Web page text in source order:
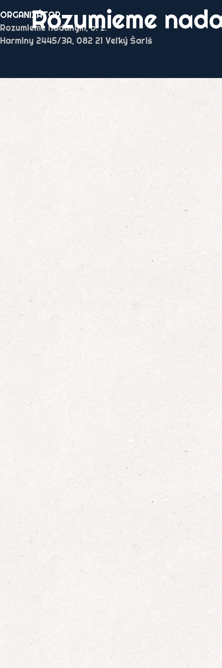
Rozumieme
ORGANIZÁTOR
Rozumieme nadaným, o. z.
Harminy 2445/3A, 082 21 Veľký Šariš